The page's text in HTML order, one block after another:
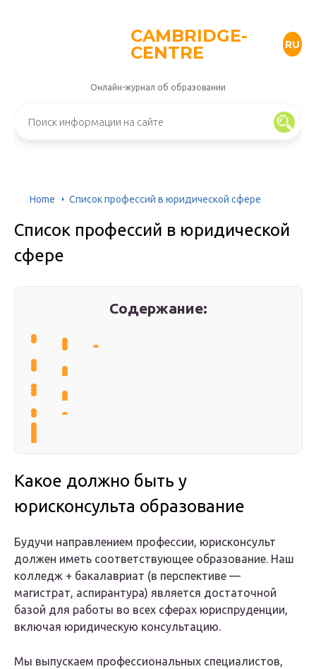
CAMBRIDGE-
CENTRE
RU
Онлайн-журнал об образовании
Home Список профессий в юридической сфере
Список профессий в юридической
сфере
Содержание:
Какое должно быть у
юрисконсульта образование
Будучи направлением профессии, юрисконсульт
должен иметь соответствующее образование. Наш
колледж + бакалавриат (в перспективе —
магистрат, аспирантура) является достаточной
базой для работы во всех сферах юриспруденции,
включая юридическую консультацию.
Мы выпускаем профессиональных специалистов,